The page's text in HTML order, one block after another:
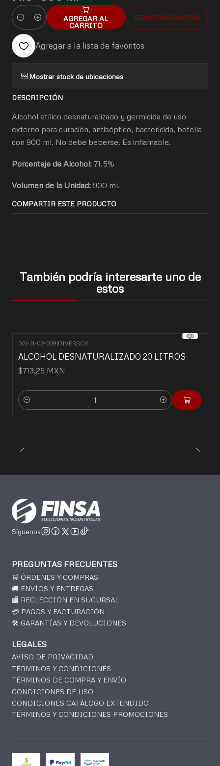
Cantidad
AGREGAR AL
CARRITO
COMPRAR AHORA
Agregar a la lista de favoritos
Mostrar stock de ubicaciones
DESCRIPCIÓN
Alcohol etílico desnaturalizado y germicida de uso
externo para curación, antiséptico, bactericida, botella
con 900 ml. No debe beberse. Es inflamable.
Porcentaje de Alcohol: 71.5%
Volumen de la Unidad: 900 ml.
COMPARTIR ESTE PRODUCTO
También podría interesarte uno de
estos
021-21-02-029|DIVERSOS
ALCOHOL DESNATURALIZADO 20 LITROS
$713.25 MXN
Cantidad
Síguenos
PREGUNTAS FRECUENTES
🛒 ÓRDENES Y COMPRAS
🚚 ENVÍOS Y ENTREGAS
🏬 RECLECCIÓN EN SUCURSAL
💳 PAGOS Y FACTURACIÓN
🛠️ GARANTÍAS Y DEVOLUCIONES
LEGALES
AVISO DE PRIVACIDAD
TÉRMINOS Y CONDICIONES
TÉRMINOS DE COMPRA Y ENVÍO
CONDICIONES DE USO
CONDICIONES CATÁLOGO EXTENDIDO
TÉRMINOS Y CONDICIONES PROMOCIONES